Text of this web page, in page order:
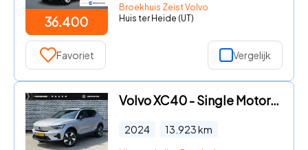
36.400
Broekhuis Zeist Volvo
Huis ter Heide (UT)
Favoriet Vergelijk
Volvo XC40 - Single Motor Essential 69 kWh | Navigatie | Apple Carplay |
2024 13.923km